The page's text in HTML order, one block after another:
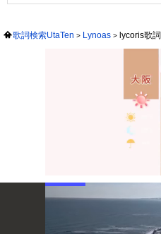
歌詞検索UtaTen Lynoas lycoris歌詞